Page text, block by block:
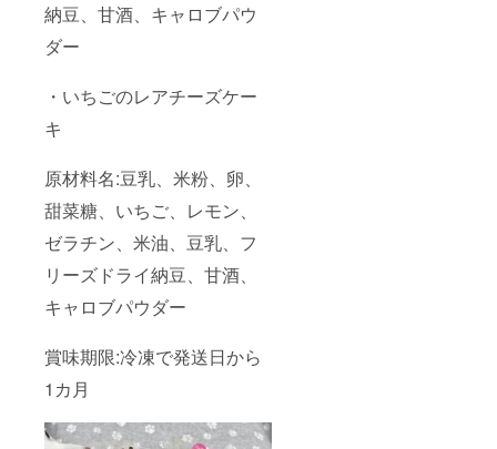
納豆、甘酒、キャロブパウ
ダー
・いちごのレアチーズケー
キ
原材料名:豆乳、米粉、卵、
甜菜糖、いちご、レモン、
ゼラチン、米油、豆乳、フ
リーズドライ納豆、甘酒、
キャロブパウダー
賞味期限:冷凍で発送日から
1カ月